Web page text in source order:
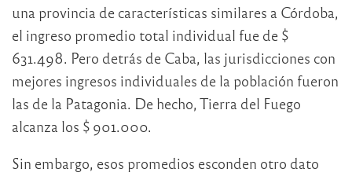
una provincia de características similares a Córdoba,
el ingreso promedio total individual fue de $
631.498. Pero detrás de Caba, las jurisdicciones con
mejores ingresos individuales de la población fueron
las de la Patagonia. De hecho, Tierra del Fuego
alcanza los $ 901.000.
Sin embargo, esos promedios esconden otro dato